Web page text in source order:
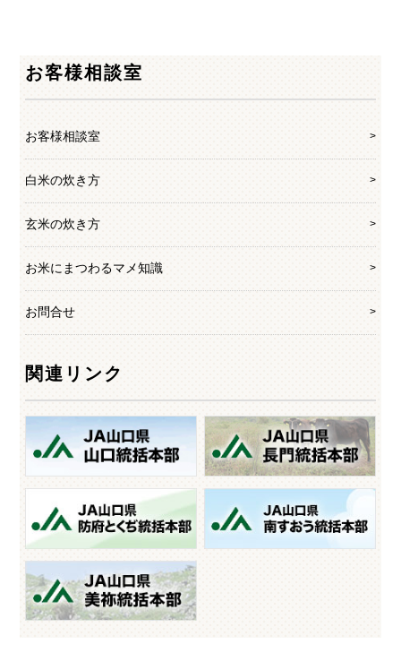
お客様相談室
お客様相談室
白米の炊き方
玄米の炊き方
お米にまつわるマメ知識
お問合せ
関連リンク